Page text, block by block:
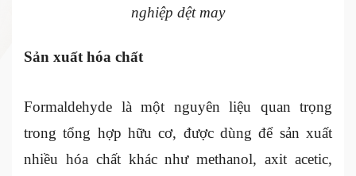
nghiệp dệt may
Sản xuất hóa chất
Formaldehyde là một nguyên liệu quan trọng
trong tổng hợp hữu cơ, được dùng để sản xuất
nhiều hóa chất khác như methanol, axit acetic,